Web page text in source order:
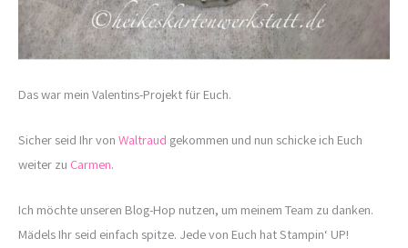
Das war mein Valentins-Projekt für Euch.
Sicher seid Ihr von Waltraud gekommen und nun schicke ich Euch
weiter zu Carmen.
Ich möchte unseren Blog-Hop nutzen, um meinem Team zu danken.
Mädels Ihr seid einfach spitze. Jede von Euch hat Stampin‘ UP!